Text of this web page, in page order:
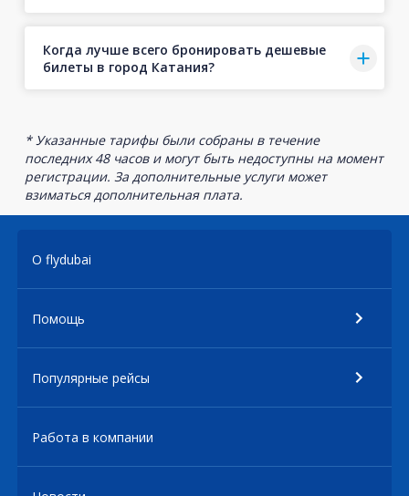
Когда лучше всего бронировать дешевые
билеты в город Катания?
* Указанные тарифы были собраны в течение
последних 48 часов и могут быть недоступны на момент
регистрации. За дополнительные услуги может
взиматься дополнительная плата.
О flydubai
Помощь
Популярные рейсы
Работа в компании